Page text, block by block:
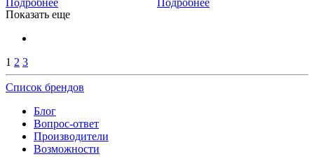
Подробнее
Подробнее
Показать еще
1 2 3
Список брендов
Блог
Вопрос-ответ
Производители
Возможности